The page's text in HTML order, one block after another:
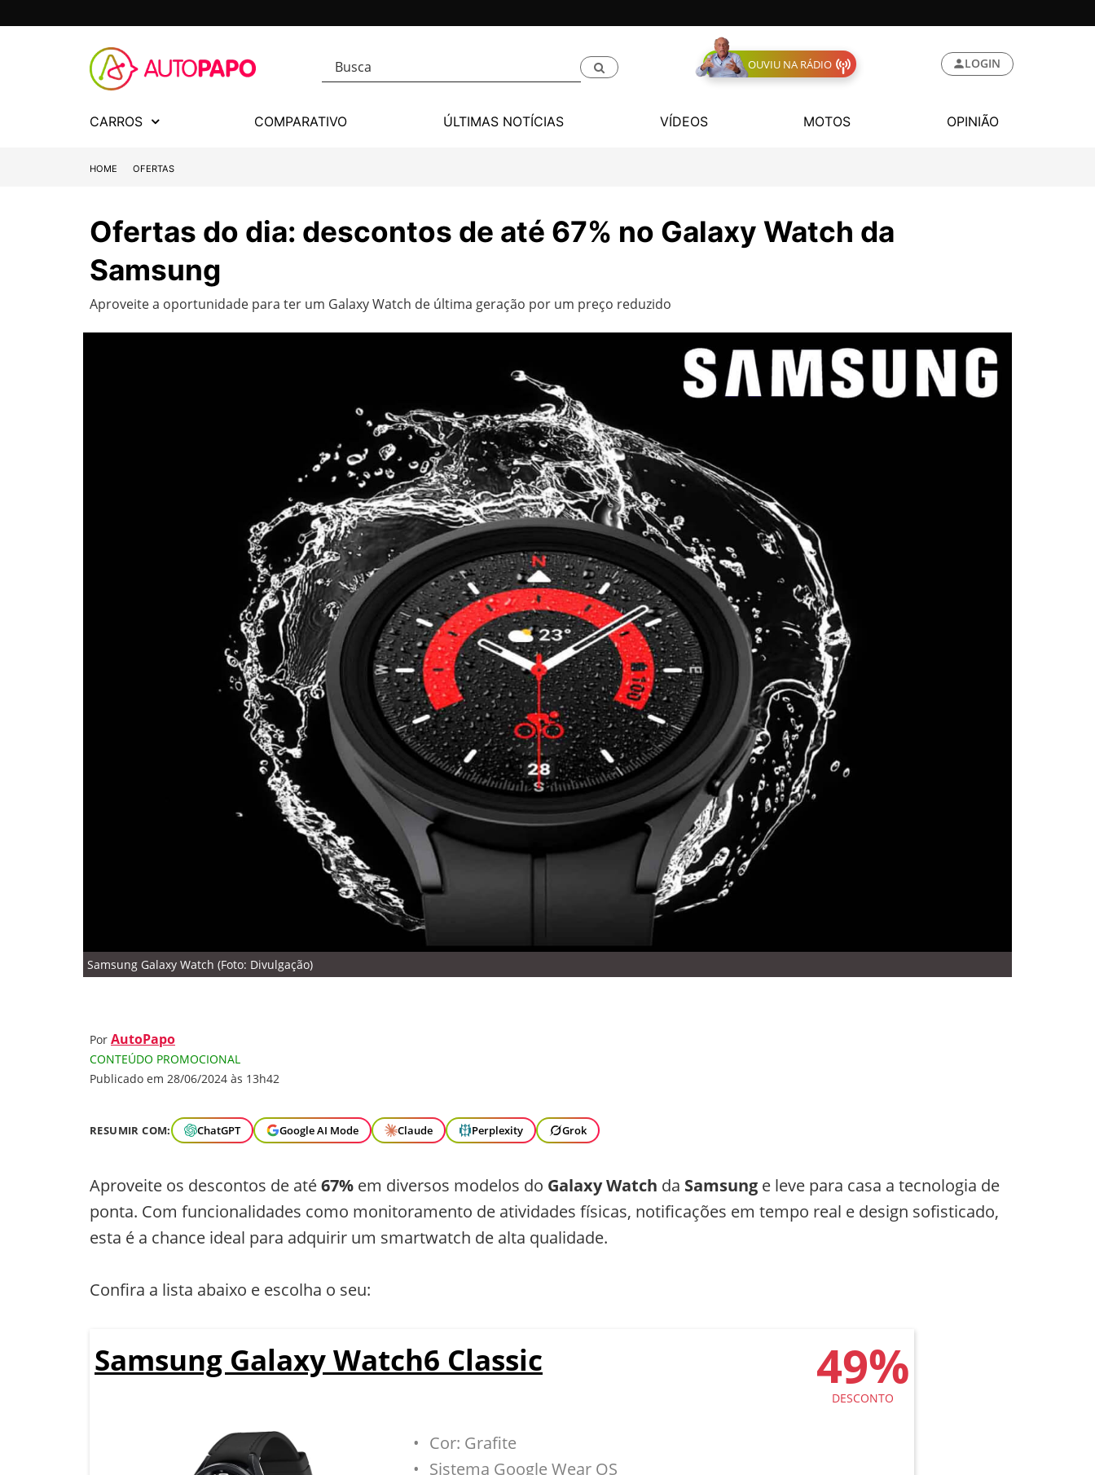
OUVIU NA RÁDIO LOGIN
CARROS COMPARATIVO ÚLTIMAS NOTÍCIAS VÍDEOS MOTOS OPINIÃO
HOME OFERTAS
Ofertas do dia: descontos de até 67% no Galaxy Watch da
Samsung
Aproveite a oportunidade para ter um Galaxy Watch de última geração por um preço reduzido
Samsung Galaxy Watch (Foto: Divulgação)
Por AutoPapo
CONTEÚDO PROMOCIONAL
Publicado em 28/06/2024 às 13h42
RESUMIR COM: ChatGPT Google AI Mode Claude Perplexity Grok
Aproveite os descontos de até67% em diversos modelos do Galaxy Watch da Samsung e leve para casa a tecnologia de
ponta. Com funcionalidades como monitoramento de atividades físicas, notificações em tempo real e design sofisticado,
esta é a chance ideal para adquirir um smartwatch de alta qualidade.
Confira a lista abaixo e escolha o seu:
Samsung Galaxy Watch6 Classic 49%
DESCONTO
Cor: Grafite
Sistema Google Wear OS